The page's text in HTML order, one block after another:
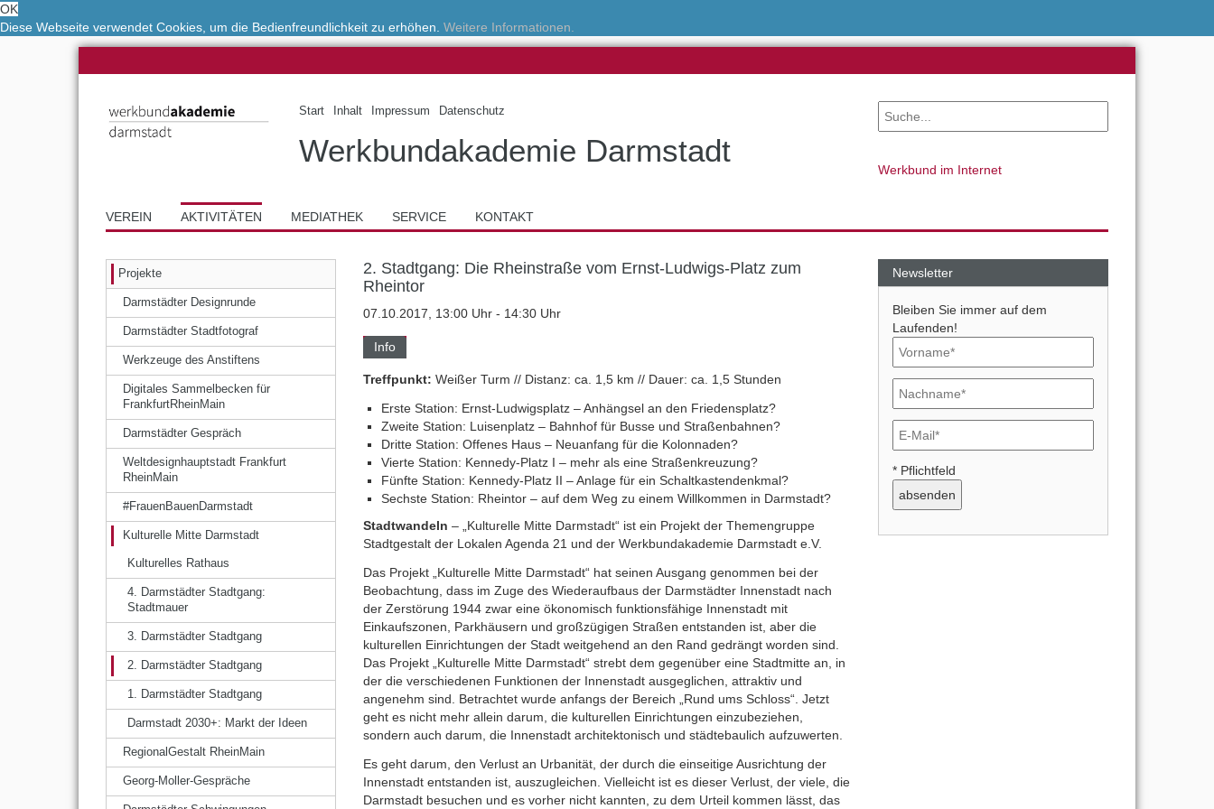
OK
Diese Webseite verwendet Cookies, um die Bedienfreundlichkeit zu erhöhen. Weitere Informationen.
Start Inhalt Impressum Datenschutz
Werkbundakademie Darmstadt
Werkbund im Internet
VEREIN AKTIVITÄTEN MEDIATHEK SERVICE KONTAKT
Projekte
Darmstädter Designrunde
Darmstädter Stadtfotograf
Werkzeuge des Anstiftens
Digitales Sammelbecken für
FrankfurtRheinMain
Darmstädter Gespräch
Weltdesignhauptstadt Frankfurt
RheinMain
#FrauenBauenDarmstadt
Kulturelle Mitte Darmstadt
Kulturelles Rathaus
4. Darmstädter Stadtgang:
Stadtmauer
3. Darmstädter Stadtgang
2. Darmstädter Stadtgang
1. Darmstädter Stadtgang
Darmstadt 2030+: Markt der Ideen
RegionalGestalt RheinMain
Georg-Moller-Gespräche
2. Stadtgang: Die Rheinstraße vom Ernst-Ludwigs-Platz zum
Rheintor
07.10.2017, 13:00 Uhr - 14:30 Uhr
Info
Treffpunkt: Weißer Turm // Distanz: ca. 1,5 km // Dauer: ca. 1,5 Stunden
Erste Station: Ernst-Ludwigsplatz – Anhängsel an den Friedensplatz?
Zweite Station: Luisenplatz – Bahnhof für Busse und Straßenbahnen?
Dritte Station: Offenes Haus – Neuanfang für die Kolonnaden?
Vierte Station: Kennedy-Platz I – mehr als eine Straßenkreuzung?
Fünfte Station: Kennedy-Platz II – Anlage für ein Schaltkastendenkmal?
Sechste Station: Rheintor – auf dem Weg zu einem Willkommen in Darmstadt?
Stadtwandeln – „Kulturelle Mitte Darmstadt“ ist ein Projekt der Themengruppe
Stadtgestalt der Lokalen Agenda 21 und der Werkbundakademie Darmstadt e.V.
Das Projekt „Kulturelle Mitte Darmstadt“ hat seinen Ausgang genommen bei der
Beobachtung, dass im Zuge des Wiederaufbaus der Darmstädter Innenstadt nach
der Zerstörung 1944 zwar eine ökonomisch funktionsfähige Innenstadt mit
Einkaufszonen, Parkhäusern und großzügigen Straßen entstanden ist, aber die
kulturellen Einrichtungen der Stadt weitgehend an den Rand gedrängt worden sind.
Das Projekt „Kulturelle Mitte Darmstadt“ strebt dem gegenüber eine Stadtmitte an, in
der die verschiedenen Funktionen der Innenstadt ausgeglichen, attraktiv und
angenehm sind. Betrachtet wurde anfangs der Bereich „Rund ums Schloss“. Jetzt
geht es nicht mehr allein darum, die kulturellen Einrichtungen einzubeziehen,
sondern auch darum, die Innenstadt architektonisch und städtebaulich aufzuwerten.
Es geht darum, den Verlust an Urbanität, der durch die einseitige Ausrichtung der
Innenstadt entstanden ist, auszugleichen. Vielleicht ist es dieser Verlust, der viele, die
Darmstadt besuchen und es vorher nicht kannten, zu dem Urteil kommen lässt, das
Newsletter
Bleiben Sie immer auf dem
Laufenden!
* Pflichtfeld